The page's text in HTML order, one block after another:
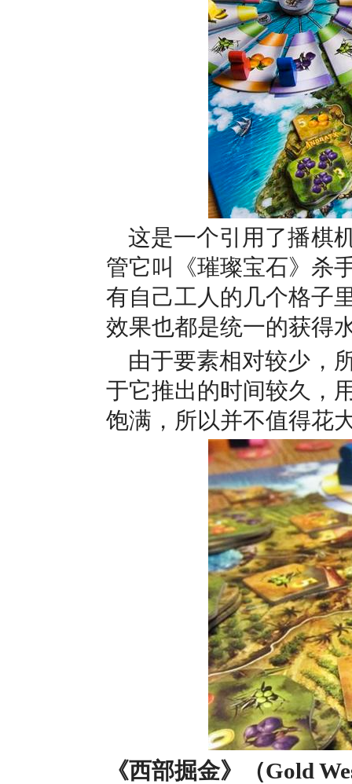
这是一个引用了播棋
管它叫《璀璨宝石》杀
有自己工人的几个格子
效果也都是统一的获得
由于要素相对较少，
于它推出的时间较久，
饱满，所以并不值得花
《西部掘金》（Gold